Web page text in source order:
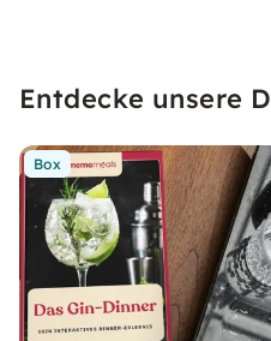
Entdecke unsere
Box